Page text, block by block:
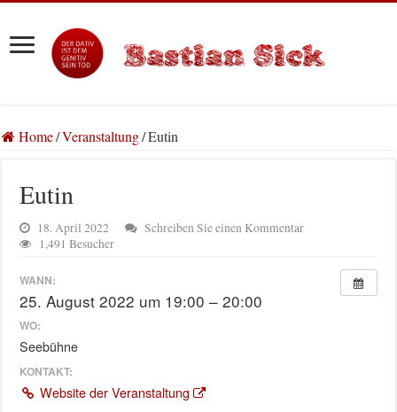
Home/Veranstaltung/Eutin
Eutin
18. April 2022
Schreiben Sie einen Kommentar
1,491 Besucher
WANN:
25. August 2022 um 19:00 – 20:00
WO:
Seebühne
KONTAKT:
Website der Veranstaltung